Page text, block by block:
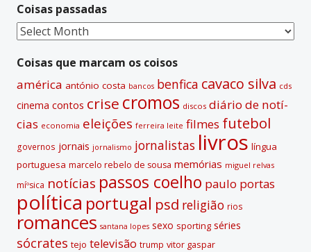
a
t
i
v
Coisas passadas
Coisas
Coisas que marcam os coisos
américa antónio costa bancos benfica cavaco silva cds
cinema contos crise cromos discos diário de notí­
cias economia eleições ferreira leite filmes futebol
governos jornais jornalismo jornalistas livros lí­ngua
portuguesa marcelo rebelo de sousa memórias miguel relvas
míºsica notí­cias passos coelho paulo portas
polí­tica portugal psd religião rios
romances santana lopes sexo sporting séries
sócrates tejo televisão trump vitor gaspar